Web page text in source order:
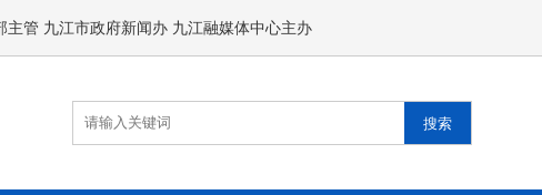
主管 九江市政府新闻办 九江融媒体中心主办